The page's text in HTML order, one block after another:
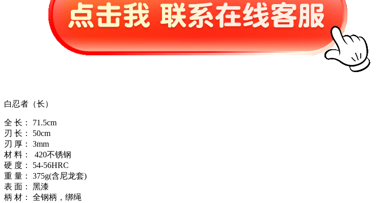
白忍者（长）
全 长： 71.5cm
刃 长： 50cm
刃 厚： 3mm
材 料： 420不锈钢
硬 度： 54-56HRC
重 量： 375g(含尼龙套)
表 面： 黑漆
柄 材： 全钢柄，绑绳